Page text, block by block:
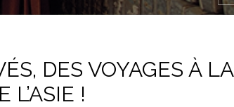
DES VOYAGES À LA
L’ASIE !